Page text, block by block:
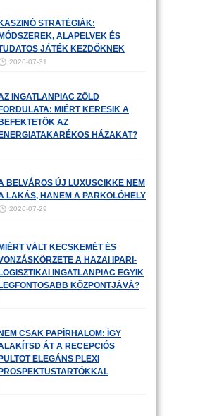
KASZINÓ STRATÉGIÁK:
MÓDSZEREK, ALAPELVEK ÉS
JÁTÉK KEZDŐKNEK
2026-07-31
INGATLANPIAC ZÖLD
FORDULATA: MIÉRT KERESIK A
BEFEKTETŐK AZ
ENERGIATAKARÉKOS HÁZAKAT?
BELVÁROS ÚJ LUXUSCIKKE NEM
LAKÁS, HANEM A PARKOLÓHELY
2026-07-29
MIÉRT VÁLT KECSKEMÉT ÉS
A HAZAI IPARI-
LOGISZTIKAI INGATLANPIAC EGYIK
LEGFONTOSABB KÖZPONTJÁVÁ?
NEM CSAK PAPÍRHALOM: ÍGY
ÁT A RECEPCIÓS
PULTOT ELEGÁNS PLEXI
PROSPEKTUSTARTÓKKAL